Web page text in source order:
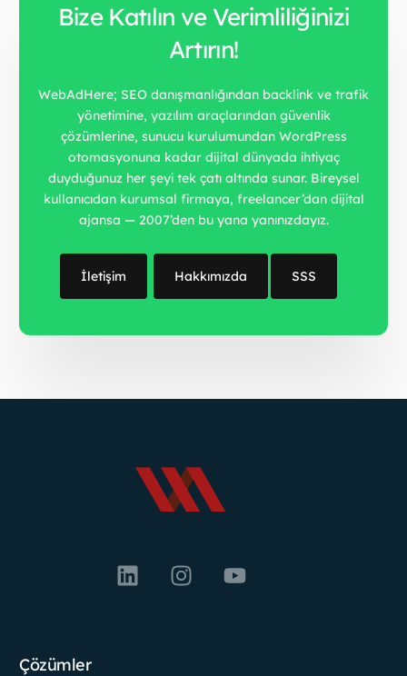
Bize Katılın ve Verimliliğinizi
Artırın!
WebAdHere; SEO danışmanlığından backlink ve trafik
yönetimine, yazılım araçlarından güvenlik
çözümlerine, sunucu kurulumundan WordPress
otomasyonuna kadar dijital dünyada ihtiyaç
duyduğunuz her şeyi tek çatı altında sunar. Bireysel
kullanıcıdan kurumsal firmaya, freelancer’dan dijital
ajansa — 2007’den bu yana yanınızdayız.
İletişim Hakkımızda SSS
Çözümler